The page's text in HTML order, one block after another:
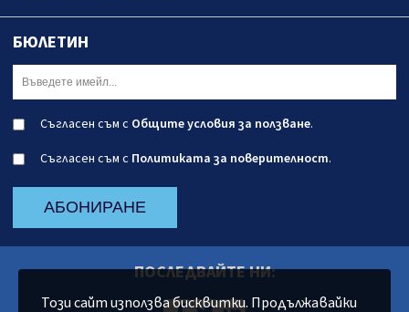
БЮЛЕТИН
Съгласен съм с Общите условия за ползване.
Съгласен съм с Политиката за поверителност.
АБОНИРАНЕ
ПОСЛЕДВАЙТЕ НИ:
Този сайт използва бисквитки. Продължавайки